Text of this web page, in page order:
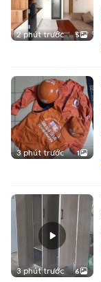
2 phút trước 5
3 phút trước 1
3 phút trước 6